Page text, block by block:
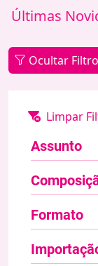
Últimas
Ocultar
Assunto
Formato